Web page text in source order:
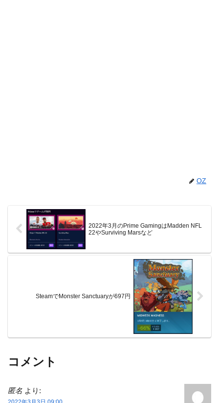
OZ
2022年3月のPrime GamingはMadden NFL
22やSurviving Marsなど
SteamでMonster Sanctuaryが697円
コメント
匿名 より: